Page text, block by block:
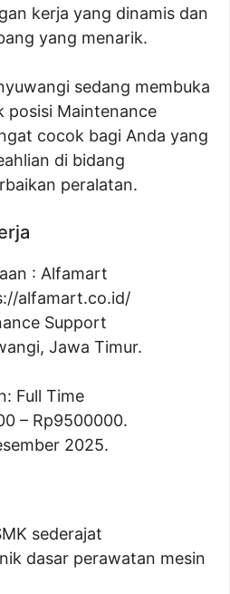
kerja yang dinamis dan
yang menarik.
sedang membuka
posisi Maintenance
cocok bagi Anda yang
di bidang
peralatan.
: Alfamart
alfamart.co.id/
Support
Jawa Timur.
Full Time
– Rp9500000.
2025.
sederajat
dasar perawatan mesin